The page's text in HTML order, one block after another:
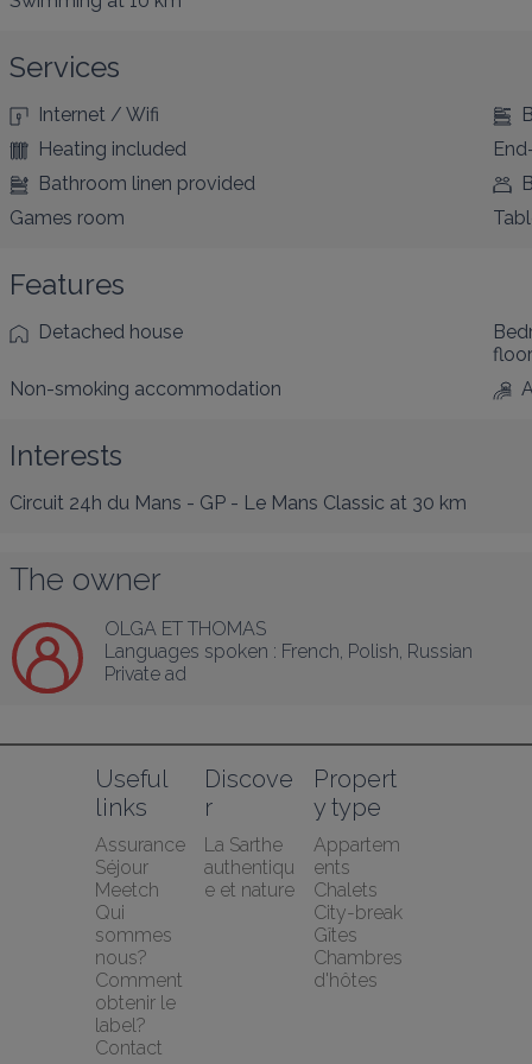
Services
Internet / Wifi
Heating included
Bathroom linen provided
Games room
Features
Detached house
floor
Non-smoking accommodation
Interests
Circuit 24h du Mans - GP - Le Mans Classic at 30 km
The owner
OLGA ET THOMAS
Languages spoken : French, Polish, Russian
Private ad
Useful
links
Assurance
Séjour
Meetch
Qui
sommes
nous?
Comment
obtenir le
label?
Contact
Discove
r
La Sarthe
authentiqu
e et nature
Propert
y type
Appartem
ents
Chalets
City-break
Gîtes
Chambres
d'hôtes